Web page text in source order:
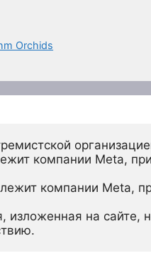
Orchids
компании Meta,
компании Meta,
на сайте,